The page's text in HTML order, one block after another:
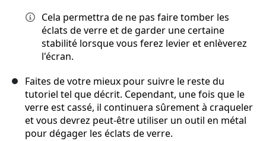
Cela permettra de ne pas faire tomber les
éclats de verre et de garder une certaine
stabilité lorsque vous ferez levier et enlèverez
l'écran.
Faites de votre mieux pour suivre le reste du
tutoriel tel que décrit. Cependant, une fois que le
verre est cassé, il continuera sûrement à craqueler
et vous devrez peut-être utiliser un outil en métal
pour dégager les éclats de verre.